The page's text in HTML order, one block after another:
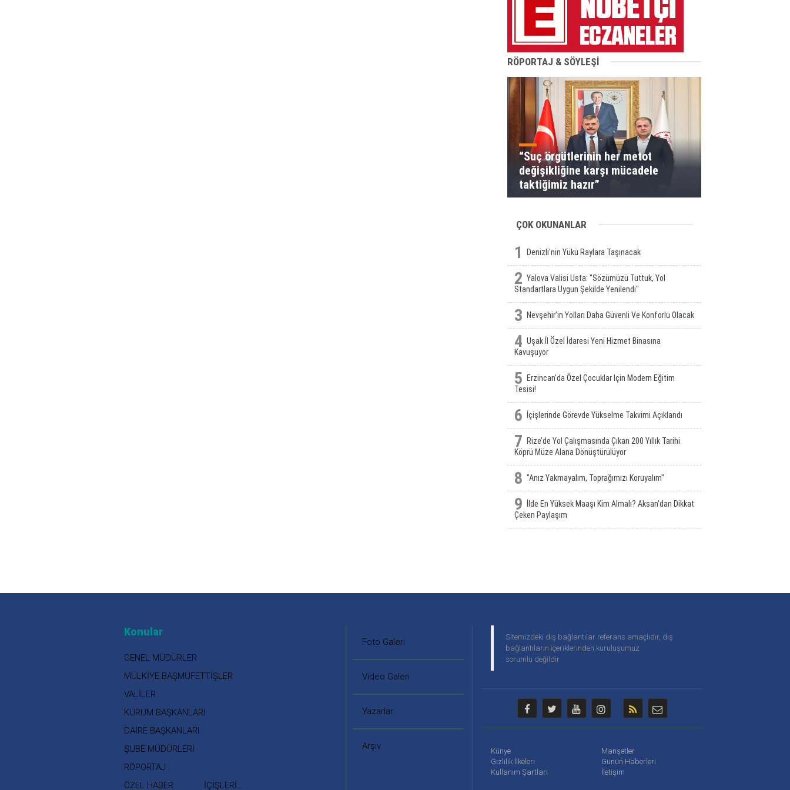
RÖPORTAJ & SÖYLEŞİ
“Suç örgütlerinin her metot
değişikliğine karşı mücadele
taktiğimiz hazır”
ÇOK OKUNANLAR
1 Denizli'nin Yükü Raylara Taşınacak
2 Yalova Valisi Usta: "Sözümüzü Tuttuk, Yol
Standartlara Uygun Şekilde Yenilendi"
3 Nevşehir’in Yolları Daha Güvenli Ve Konforlu Olacak
4 Uşak İl Özel İdaresi Yeni Hizmet Binasına
Kavuşuyor
5
Erzincan’da Özel Çocuklar Için Modern Eğitim
Tesisi!
6 İçişlerinde Görevde Yükselme Takvimi Açıklandı
7
Rize’de Yol Çalışmasında Çıkan 200 Yıllık Tarihi
Köprü Müze Alana Dönüştürülüyor
8 "Anız Yakmayalım, Toprağımızı Koruyalım"
9
İlde En Yüksek Maaşı Kim Almalı? Aksan'dan Dikkat
Çeken Paylaşım
Sitemizdeki dış bağlantılar referans amaçlıdır, dış
bağlantıların içeriklerinden kuruluşumuz
sorumlu değildir
Künye
Gizlilik İlkeleri
Kullanım Şartları
Manşetler
Günün Haberleri
İletişim
Foto Galeri
Video Galeri
Yazarlar
Arşiv
Konular
GENEL MÜDÜRLER
MÜLKİYE BAŞMÜFETTİŞLER
VALİLER
KURUM BAŞKANLARI
DAİRE BAŞKANLARI
ŞUBE MÜDÜRLERİ
RÖPORTAJ
ÖZEL HABER
İÇİŞLERİ